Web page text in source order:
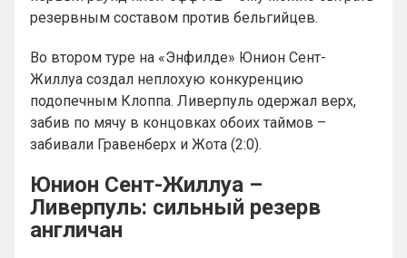
резервным составом против бельгийцев.
Во втором туре на «Энфилде» Юнион Сент-
Жиллуа создал неплохую конкуренцию
подопечным Клоппа. Ливерпуль одержал верх,
забив по мячу в концовках обоих таймов –
забивали Гравенберх и Жота (2:0).
Юнион Сент-Жиллуа –
Ливерпуль: сильный резерв
англичан